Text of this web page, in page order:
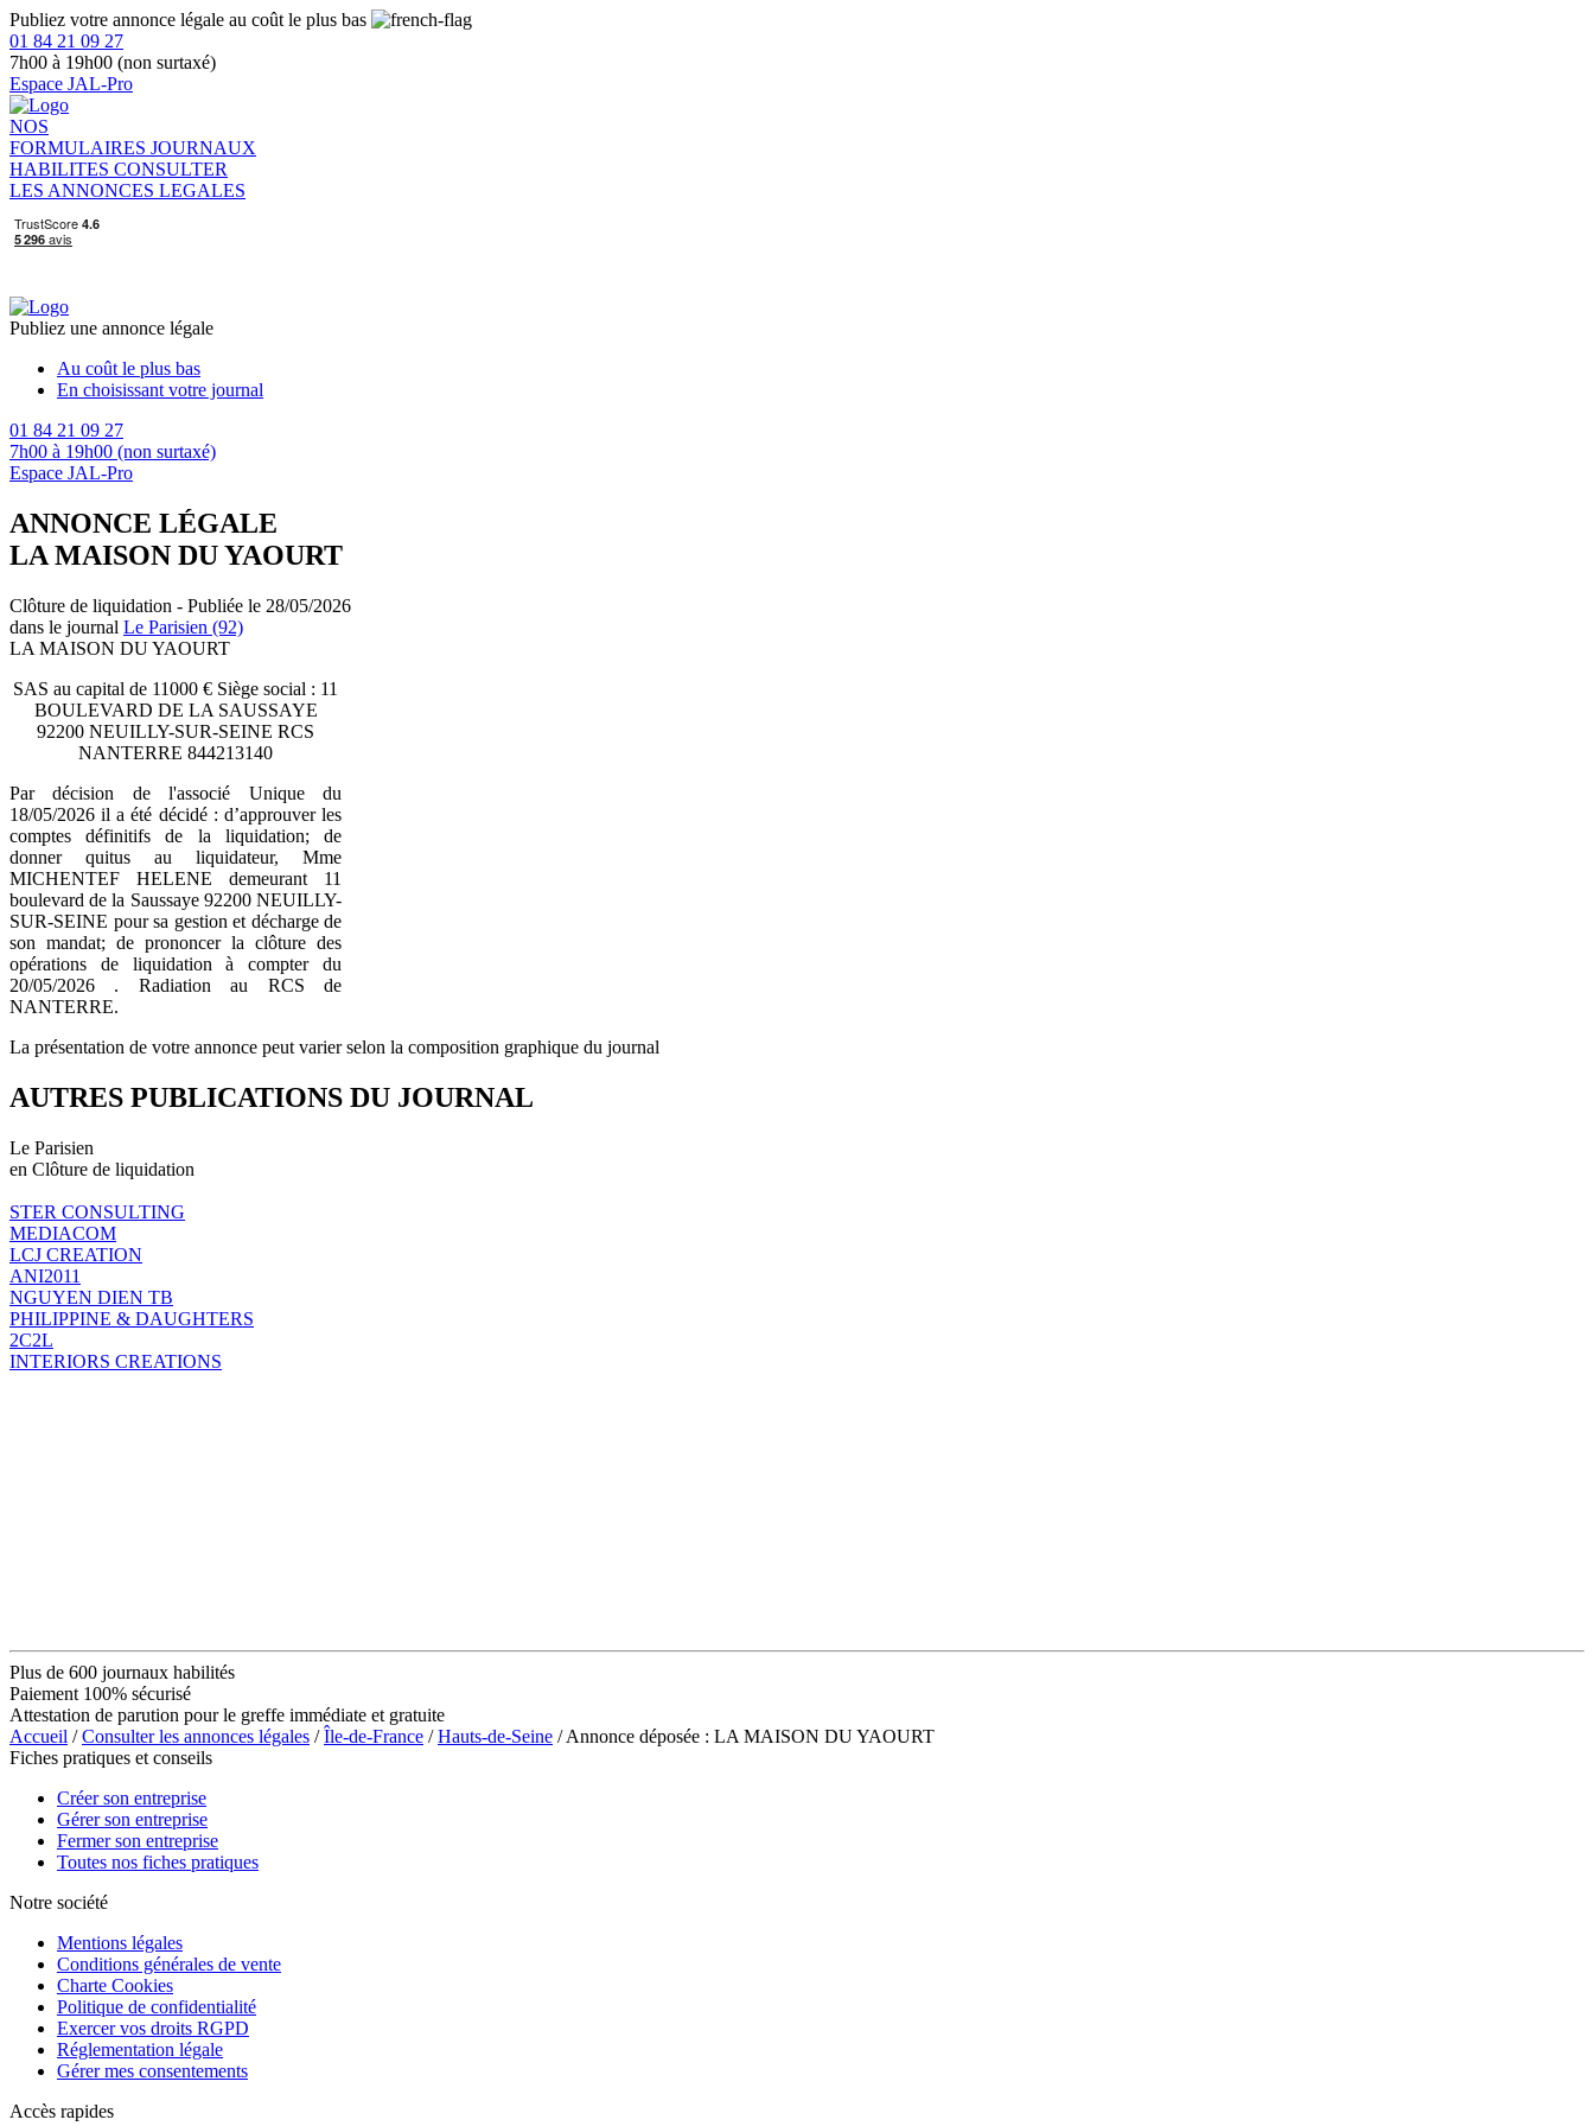
Publiez votre annonce légale au coût le plus bas
01 84 21 09 27
7h00 à 19h00 (non surtaxé)
Espace JAL-Pro
NOS
FORMULAIRES JOURNAUX
HABILITES CONSULTER
LES ANNONCES LEGALES
Publiez une annonce légale
Au coût le plus bas
En choisissant votre journal
01 84 21 09 27
7h00 à 19h00 (non surtaxé)
Espace JAL-Pro
ANNONCE LÉGALE
LA MAISON DU YAOURT
Clôture de liquidation - Publiée le 28/05/2026
dans le journal Le Parisien (92)
LA MAISON DU YAOURT
SAS au capital de 11000 € Siège social : 11
BOULEVARD DE LA SAUSSAYE
92200 NEUILLY-SUR-SEINE RCS
NANTERRE 844213140
Par décision de l'associé Unique du
18/05/2026 il a été décidé : d’approuver les
comptes définitifs de la liquidation; de
donner quitus au liquidateur, Mme
MICHENTEF HELENE demeurant 11
boulevard de la Saussaye 92200 NEUILLY-
SUR-SEINE pour sa gestion et décharge de
son mandat; de prononcer la clôture des
opérations de liquidation à compter du
20/05/2026 . Radiation au RCS de
NANTERRE.
La présentation de votre annonce peut varier selon la composition graphique du journal
AUTRES PUBLICATIONS DU JOURNAL
Le Parisien
en Clôture de liquidation
STER CONSULTING
MEDIACOM
LCJ CREATION
ANI2011
NGUYEN DIEN TB
PHILIPPINE & DAUGHTERS
2C2L
INTERIORS CREATIONS
Plus de 600 journaux habilités
Paiement 100% sécurisé
Attestation de parution pour le greffe immédiate et gratuite
Accueil /Consulter les annonces légales /Île-de-France /Hauts-de-Seine / Annonce déposée : LA MAISON DU YAOURT
Fiches pratiques et conseils
Créer son entreprise
Gérer son entreprise
Fermer son entreprise
Toutes nos fiches pratiques
Notre société
Mentions légales
Conditions générales de vente
Charte Cookies
Politique de confidentialité
Exercer vos droits RGPD
Réglementation légale
Gérer mes consentements
Accès rapides